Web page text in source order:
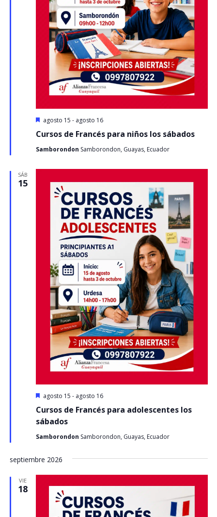
Cursos de Francés para niños los sábados
Destacado
agosto 15 - agosto 16
Samborondon Samborondon, Guayas, Ecuador
SÁB
15
Cursos de Francés para adolescentes los
sábados
Destacado
agosto 15 - agosto 16
Samborondon Samborondon, Guayas, Ecuador
septiembre 2026
VIE
18